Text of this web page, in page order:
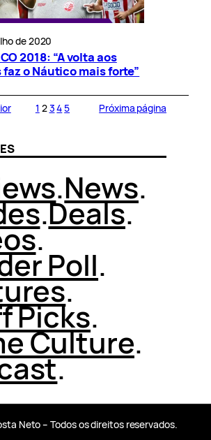
de 2020
2018: “A volta aos
o Náutico mais forte”
1 2345 Próxima página
.News.
.Deals.
.
Poll.
.
Picks.
Culture.
.
Neto – Todos os direitos reservados.